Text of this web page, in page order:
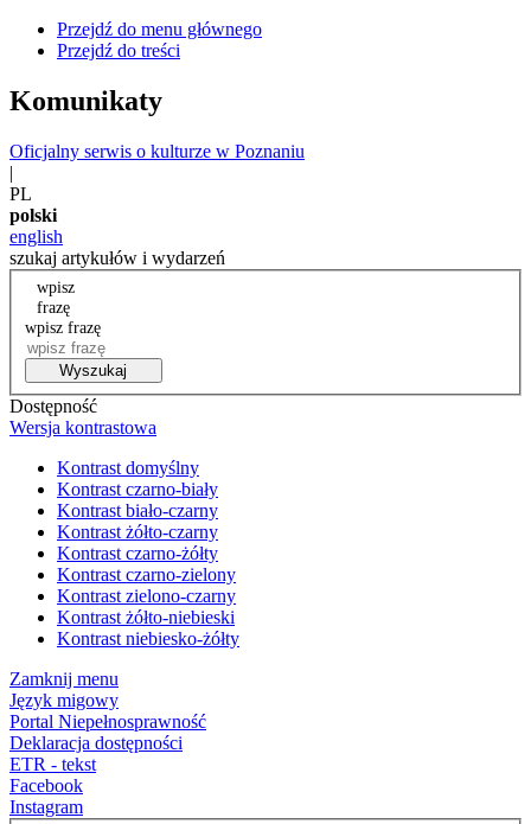
Przejdź do menu głównego
Przejdź do treści
Komunikaty
Oficjalny serwis o kulturze w Poznaniu
|
PL
polski
english
szukaj artykułów i wydarzeń
wpisz
frazę
wpisz frazę
Wyszukaj
Dostępność
Wersja kontrastowa
Kontrast domyślny
Kontrast czarno-biały
Kontrast biało-czarny
Kontrast żółto-czarny
Kontrast czarno-żółty
Kontrast czarno-zielony
Kontrast zielono-czarny
Kontrast żółto-niebieski
Kontrast niebiesko-żółty
Zamknij menu
Język migowy
Portal Niepełnosprawność
Deklaracja dostępności
ETR - tekst
Facebook
Instagram